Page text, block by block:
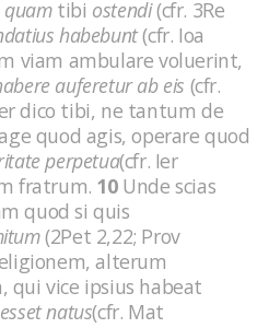
quam tibi ostendi(cfr. 3Re
habebunt(cfr. Ioa
viam ambulare voluerint,
auferetur ab eis (cfr.
dico tibi, ne tantum de
quod agis, operare quod
perpetua(cfr. Ier
fratrum. 10 Unde scias
quod si quis
(2Pet 2,22; Prov
alterum
vice ipsius habeat
natus(cfr. Mat